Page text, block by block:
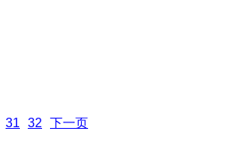
31 32 下一页